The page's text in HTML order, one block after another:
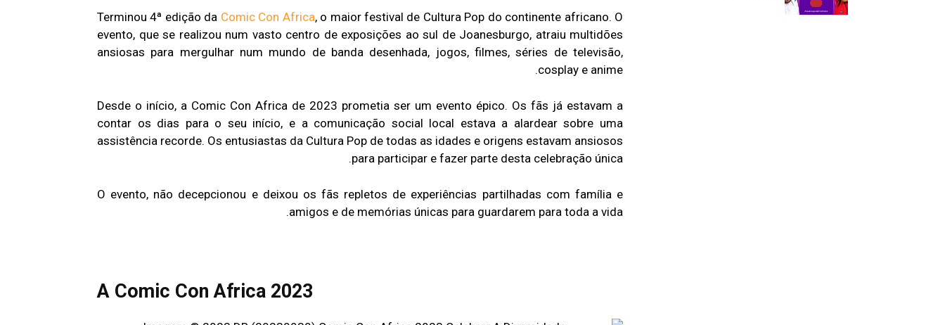
Terminou 4ª edição da Comic Con Africa, o maior festival de Cultura Pop do continente africano. O
evento, que se realizou num vasto centro de exposições ao sul de Joanesburgo, atraiu multidões
ansiosas para mergulhar num mundo de banda desenhada, jogos, filmes, séries de televisão,
cosplay e anime.
Desde o início, a Comic Con Africa de 2023 prometia ser um evento épico. Os fãs já estavam a
contar os dias para o seu início, e a comunicação social local estava a alardear sobre uma
assistência recorde. Os entusiastas da Cultura Pop de todas as idades e origens estavam ansiosos
para participar e fazer parte desta celebração única.
O evento, não decepcionou e deixou os fãs repletos de experiências partilhadas com família e
amigos e de memórias únicas para guardarem para toda a vida.
A Comic Con Africa 2023